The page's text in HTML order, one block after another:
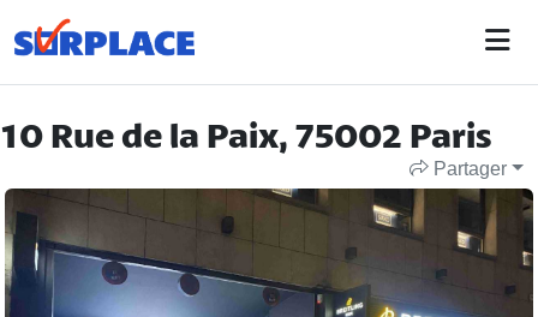
10 Rue de la Paix, 75002 Paris
Partager